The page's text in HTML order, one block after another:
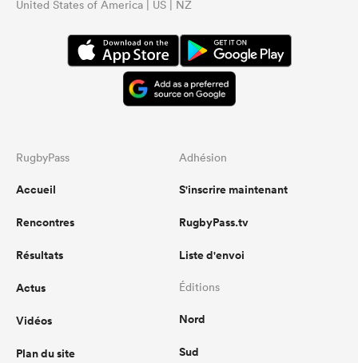
United States of America | US | NZ
RugbyPass
Accueil
Rencontres
Résultats
Actus
Vidéos
Plan du site
Adhésion
S'inscrire maintenant
RugbyPass.tv
Liste d'envoi
Éditions
Nord
Sud